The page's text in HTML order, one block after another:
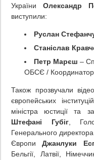
УкраїниОлександр
виступили:
Руслан
Станіслав
Петр Марєш –
ОБСЄ / Координатор
Також прозвучали
європейських
міністра юстиції та
Штефані Губіг,
Генерального
ЄвропиДжанлуки
Бельгії, Латвії,